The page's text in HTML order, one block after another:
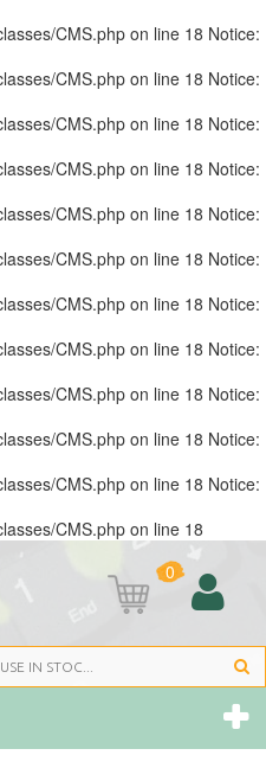
CMS.php on line 18 Notice:
CMS.php on line 18 Notice:
CMS.php on line 18 Notice:
CMS.php on line 18 Notice:
CMS.php on line 18 Notice:
CMS.php on line 18 Notice:
CMS.php on line 18 Notice:
CMS.php on line 18 Notice:
CMS.php on line 18 Notice:
CMS.php on line 18 Notice:
CMS.php on line 18 Notice:
CMS.php on line 18
0